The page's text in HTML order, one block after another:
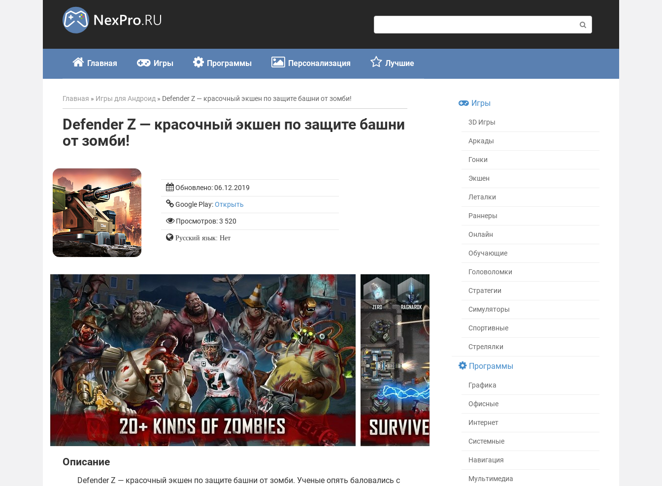
о
с
к
:
Главная Игры Программы Персонализация Лучшие
Главная » Игры для Андроид » Defender Z — красочный экшен по защите башни от зомби!
Defender Z — красочный экшен по защите башни
от зомби!
Обновлено:06.12.2019
Google Play:Открыть
Просмотров: 3 520
Русский язык: Нет
Описание
Defender Z — красочный экшен по защите башни от зомби. Ученые опять баловались с
Игры
3D Игры
Аркады
Гонки
Экшен
Леталки
Раннеры
Онлайн
Обучающие
Головоломки
Стратегии
Симуляторы
Спортивные
Стрелялки
Программы
Графика
Офисные
Интернет
Системные
Навигация
Мультимедиа